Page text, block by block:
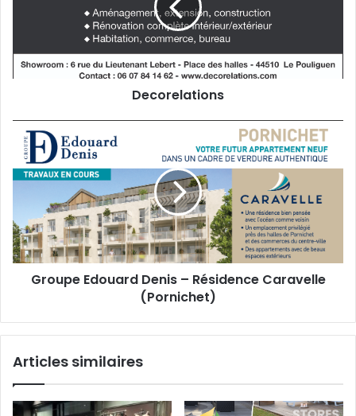
Decorelations
Groupe
Edouard
Denis
–
Caravelle
(Pornichet)
Groupe Edouard Denis – Résidence Caravelle
(Pornichet)
Articles similaires